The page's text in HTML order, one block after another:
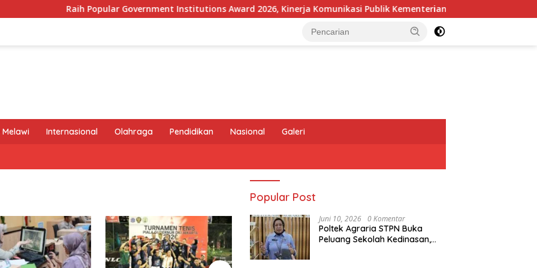
Raih Popular Government Institutions Award 2026, Kinerja Komunikasi Publik Kementerian ATR/BPN Kembali Diakui
Melawi Internasional Olahraga Pendidikan Nasional Galeri
Popular Post
Juni 10, 2026 0 Komentar
Poltek Agraria STPN Buka
Peluang Sekolah Kedinasan,